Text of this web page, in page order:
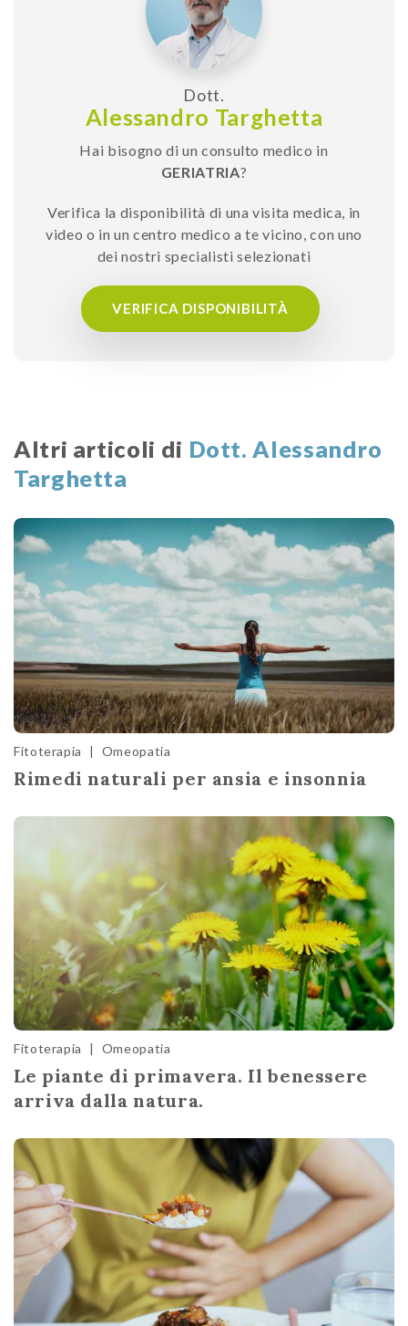
Dott.
Alessandro Targhetta
Hai bisogno di un consulto medico in
GERIATRIA?
Verifica la disponibilità di una visita medica, in
video o in un centro medico a te vicino, con uno
dei nostri specialisti selezionati
VERIFICA DISPONIBILITÀ
Altri articoli di Dott. Alessandro
Targhetta
Fitoterapia | Omeopatia
Rimedi naturali per ansia e insonnia
Fitoterapia | Omeopatia
Le piante di primavera. Il benessere
arriva dalla natura.